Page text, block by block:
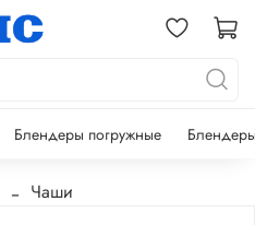
Блендеры погружные
Чаши